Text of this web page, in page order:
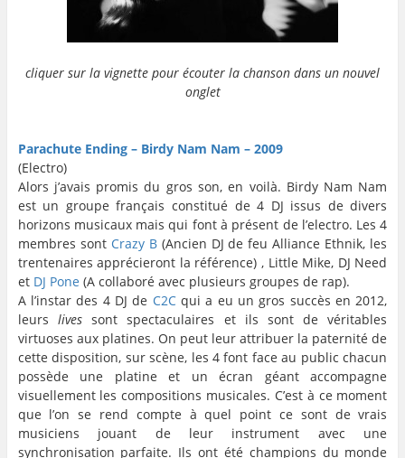
cliquer sur la vignette pour écouter la chanson dans un nouvel
onglet
Parachute Ending – Birdy Nam Nam – 2009
(Electro)
Alors j’avais promis du gros son, en voilà. Birdy Nam Nam
est un groupe français constitué de 4 DJ issus de divers
horizons musicaux mais qui font à présent de l’electro. Les 4
membres sont Crazy B(Ancien DJ de feu Alliance Ethnik, les
trentenaires apprécieront la référence) , Little Mike, DJ Need
et DJ Pone (A collaboré avec plusieurs groupes de rap).
A l’instar des 4 DJ de C2Cqui a eu un gros succès en 2012,
leurs livessont spectaculaires et ils sont de véritables
virtuoses aux platines. On peut leur attribuer la paternité de
cette disposition, sur scène, les 4 font face au public chacun
possède une platine et un écran géant accompagne
visuellement les compositions musicales. C’est à ce moment
que l’on se rend compte à quel point ce sont de vrais
musiciens jouant de leur instrument avec une
synchronisation parfaite. Ils ont été champions du monde